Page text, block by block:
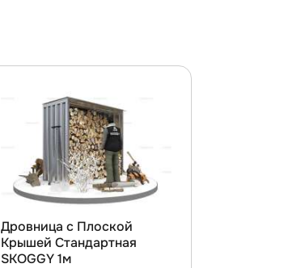
Дровница с Плоской
Крышей Стандартная
SKOGGY 1м